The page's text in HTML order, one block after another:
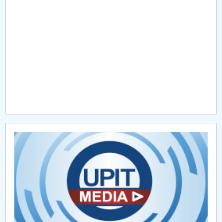
Chestionar angajabilitate ALUMNI – UPB
CAR2026
MENIU CANTINA
O NOUĂ REALITATE: De ce panica este cel mai rău
lucru care se poate întâmpla?